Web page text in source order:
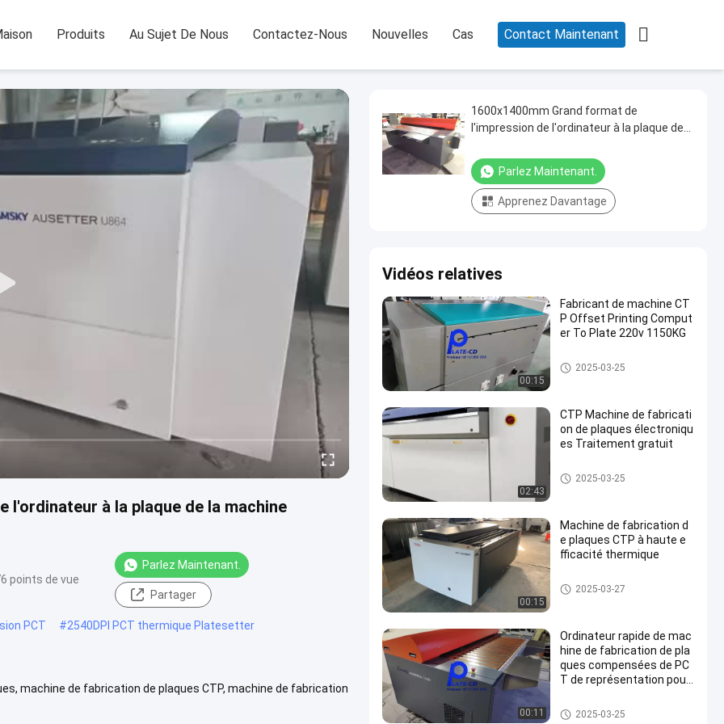
Produits Au Sujet De Nous Contactez-Nous Nouvelles Cas Contact Maintenant 
l'ordinateur à la plaque de la machine
points de vue
Parlez Maintenant.
Partager
PCT #2540DPI PCT thermique Platesetter
machine de fabrication de plaques CTP, machine de fabrication
1600x1400mm Grand format de
l'impression de l'ordinateur à la plaque de
lumière
Parlez Maintenant.
Apprenez Davantage
Vidéos relatives
00:15
Fabricant de machine CT
P Offset Printing Comput
er To Plate 220v 1150KG
Ordinateur pour plaquer la ma
chine
2025-03-25
02:43
CTP Machine de fabricati
on de plaques électroniqu
es Traitement gratuit
Ordinateur pour plaquer la ma
chine
2025-03-25
00:15
Machine de fabrication d
e plaques CTP à haute e
fficacité thermique
Ordinateur pour plaquer la ma
chine
2025-03-27
00:11
Ordinateur rapide de mac
hine de fabrication de pla
ques compensées de PC
T de représentation pour
1270dpi
Ordinateur pour plaquer la ma
2025-03-25